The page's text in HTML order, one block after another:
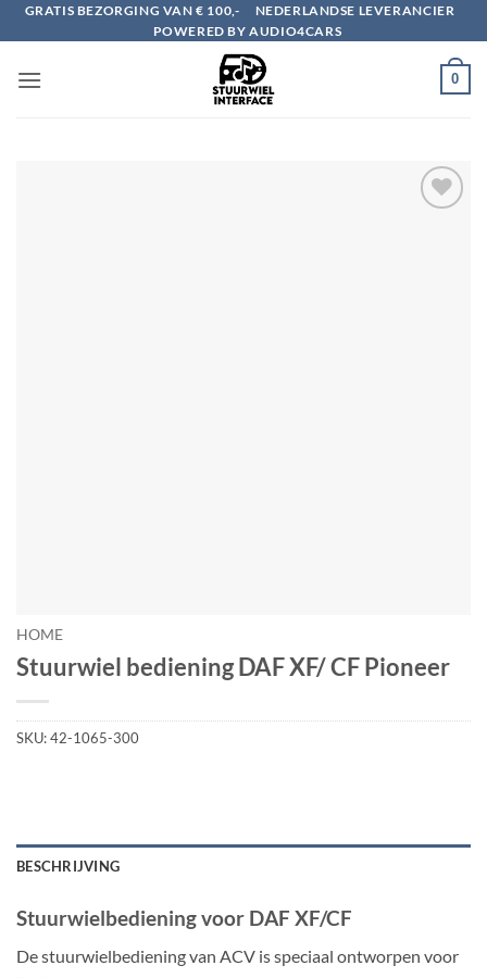
naar
GRATIS BEZORGING VAN € 100,-
NEDERLANDSE LEVERANCIER
POWERED BY AUDIO4CARS
0
HOME
Stuurwiel bediening DAF XF/ CF Pioneer
SKU:42-1065-300
BESCHRIJVING
Stuurwielbediening voor DAF XF/CF
De stuurwielbediening van ACV is speciaal ontworpen voor